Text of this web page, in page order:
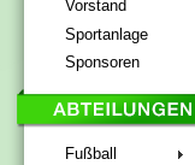
Vorstand
Sportanlage
Sponsoren
Fußball